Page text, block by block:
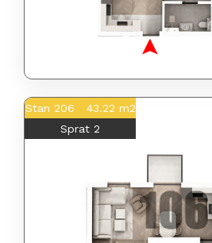
Stan 206 43.22 m2
Sprat 2